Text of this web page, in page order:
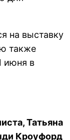
на выставку
также
июня в
Татьяна
Кроуфорд